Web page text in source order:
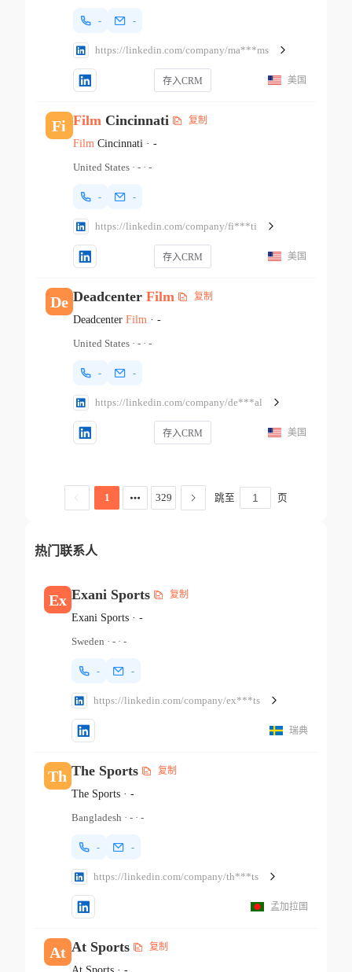
- -
https://linkedin.com/company/ma***ms
存入CRM 美国
Fi FilmCincinnati 复制
FilmCincinnati· -
United States· -· -
- -
https://linkedin.com/company/fi***ti
存入CRM 美国
De Deadcenter Film 复制
Deadcenter Film· -
United States· -· -
- -
https://linkedin.com/company/de***al
存入CRM 美国
1 329 跳至 页
热门联系人
Ex Exani Sports 复制
Exani Sports· -
Sweden · -· -
- -
https://linkedin.com/company/ex***ts
瑞典
Th The Sports 复制
The Sports· -
Bangladesh · -· -
- -
https://linkedin.com/company/th***ts
孟加拉国
At At Sports 复制